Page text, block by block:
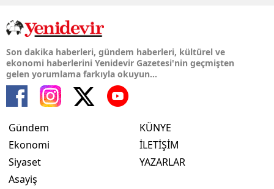
Son dakika haberleri, gündem haberleri, kültürel ve
ekonomi haberlerini Yenidevir Gazetesi'nin geçmişten
gelen yorumlama farkıyla okuyun...
Gündem
Ekonomi
Siyaset
Asayiş
KÜNYE
İLETİŞİM
YAZARLAR